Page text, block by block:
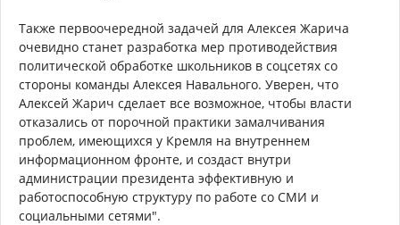
Также первоочередной задачей для Алексея Жарича
очевидно станет разработка мер противодействия
политической обработке школьников в соцсетях со
стороны команды Алексея Навального. Уверен, что
Алексей Жарич сделает все возможное, чтобы власти
отказались от порочной практики замалчивания
проблем, имеющихся у Кремля на внутреннем
информационном фронте, и создаст внутри
администрации президента эффективную и
работоспособную структуру по работе со СМИ и
социальными сетями".